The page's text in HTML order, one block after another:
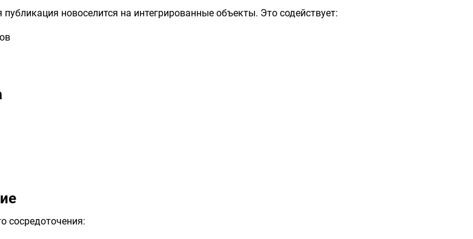
новоселится на интегрированные объекты. Это содействует:
сосредоточения: